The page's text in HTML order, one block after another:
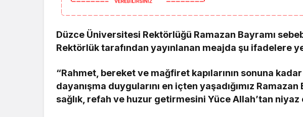
Düzce Üniversitesi Rektörlüğü Ramazan Bayramı
Rektörlük tarafından yayınlanan meajda şu ifadelere
“Rahmet, bereket ve mağfiret kapılarının sonuna
dayanışma duygularını en içten yaşadığımız Ramazan
sağlık, refah ve huzur getirmesini Yüce Allah’tan niyaz